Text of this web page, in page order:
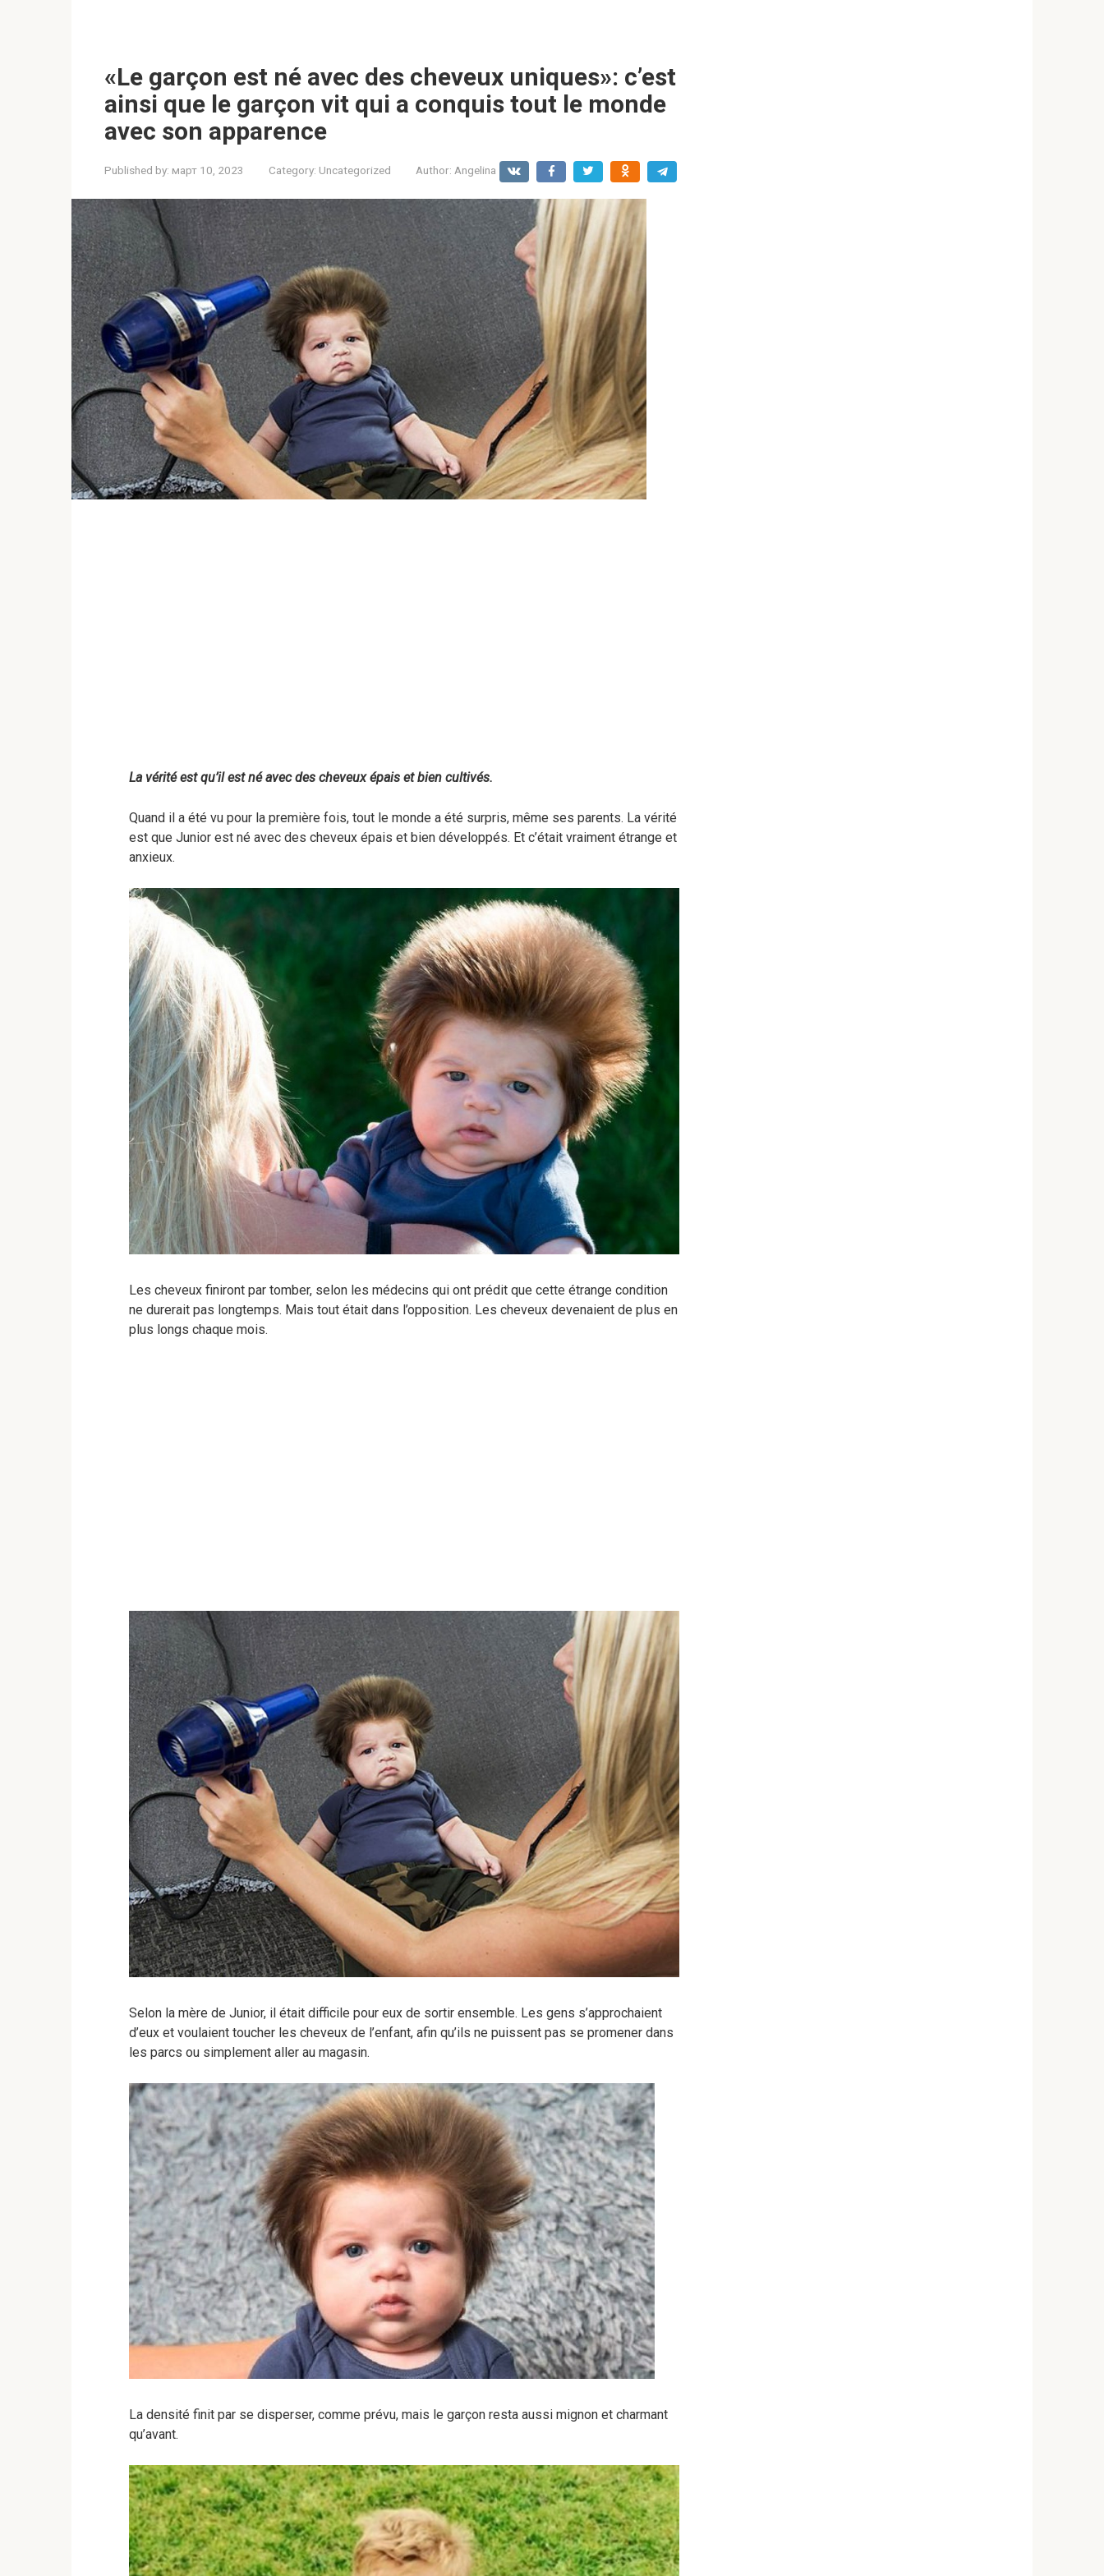
«Le garçon est né avec des cheveux uniques»: c’est
ainsi que le garçon vit qui a conquis tout le monde
avec son apparence
Published by: март 10, 2023 Category: Uncategorized Author: Angelina
La vérité est qu’il est né avec des cheveux épais et bien cultivés.
Quand il a été vu pour la première fois, tout le monde a été surpris, même ses parents. La vérité
est que Junior est né avec des cheveux épais et bien développés. Et c’était vraiment étrange et
anxieux.
Les cheveux finiront par tomber, selon les médecins qui ont prédit que cette étrange condition
ne durerait pas longtemps. Mais tout était dans l’opposition. Les cheveux devenaient de plus en
plus longs chaque mois.
Selon la mère de Junior, il était difficile pour eux de sortir ensemble. Les gens s’approchaient
d’eux et voulaient toucher les cheveux de l’enfant, afin qu’ils ne puissent pas se promener dans
les parcs ou simplement aller au magasin.
La densité finit par se disperser, comme prévu, mais le garçon resta aussi mignon et charmant
qu’avant.